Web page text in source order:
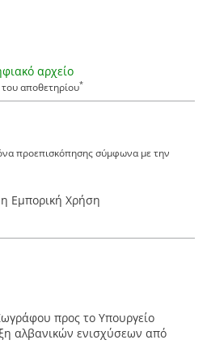
αρχείο
αποθετηρίου*
προεπισκόπησης σύμφωνα με την
Εμπορική Χρήση
προς το Υπουργείο
αλβανικών ενισχύσεων από